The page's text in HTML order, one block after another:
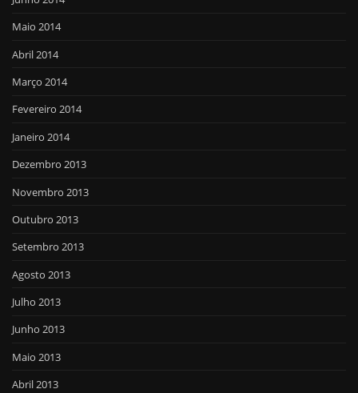
Maio 2014
Abril 2014
Março 2014
Fevereiro 2014
Janeiro 2014
Dezembro 2013
Novembro 2013
Outubro 2013
Setembro 2013
Agosto 2013
Julho 2013
Junho 2013
Maio 2013
Abril 2013